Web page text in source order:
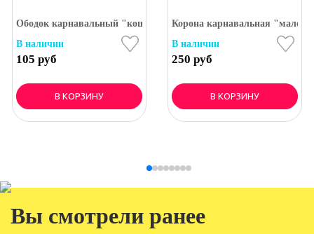
фантазия
Ободок карнавальный "кошечка" в пакете
В наличии
105 руб
В КОРЗИНУ
Корона карнавальная
В наличии
250 руб
В КОРЗИНУ
Вы смотрели ранее